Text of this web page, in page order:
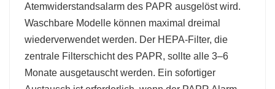
Atemwiderstandsalarm des PAPR ausgelöst wird.
Waschbare Modelle können maximal dreimal
wiederverwendet werden. Der HEPA-Filter, die
zentrale Filterschicht des PAPR, sollte alle 3–6
Monate ausgetauscht werden. Ein sofortiger